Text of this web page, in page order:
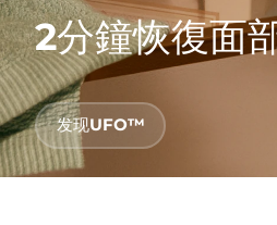
2分鐘恢復面
发现UFO™
FAQ™ Pure Beauty-Tech
issa™ Teeth Whitening Set
Français
Italiano
Polski
Svenska
Türkçe
发货国家